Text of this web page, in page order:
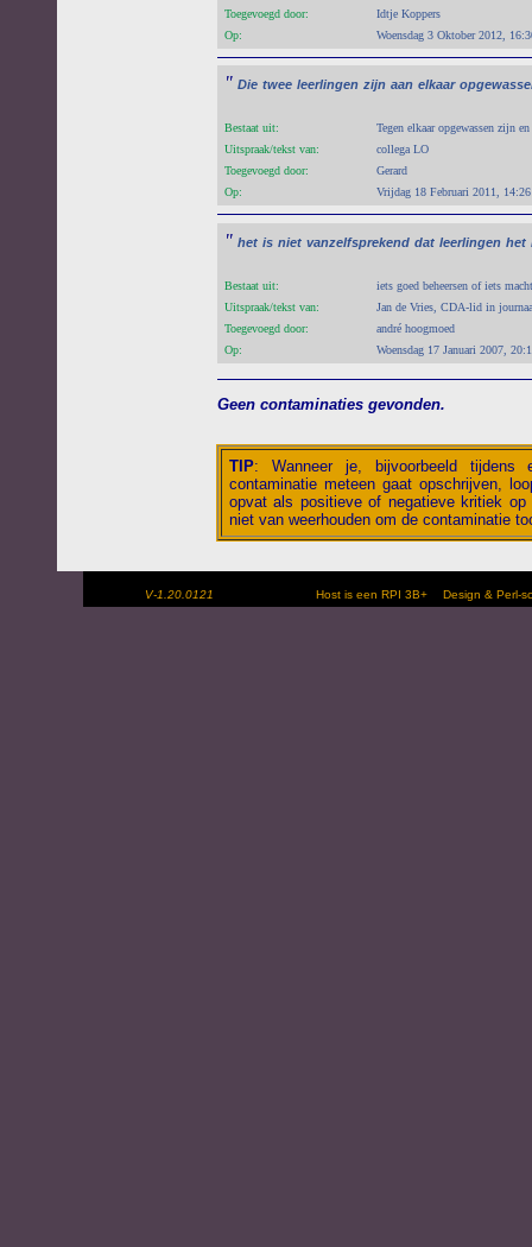
Toegevoegd door:
Idtje Koppers
Op:
Woensdag 3 Oktober 2012,
" Die twee leerlingen zijn aan elkaar
Bestaat uit:
Tegen elkaar opgewassen zijn
Uitspraak/tekst van:
collega LO
Toegevoegd door:
Gerard
Op:
Vrijdag 18 Februari 2011, 14:26
" het is niet vanzelfsprekend dat leerlingen het
Bestaat uit:
iets goed beheersen of iets
Uitspraak/tekst van:
Jan de Vries, CDA-lid in
Toegevoegd door:
andré hoogmoed
Op:
Woensdag 17 Januari 2007,
Geen contaminaties gevonden.
TIP: Wanneer je, bijvoorbeeld tijdens
contaminatie meteen gaat opschrijven,
opvat als positieve of negatieve kritiek
niet van weerhouden om de contaminatie
V-1.20.0121 Host is een RPI 3B+ Design &